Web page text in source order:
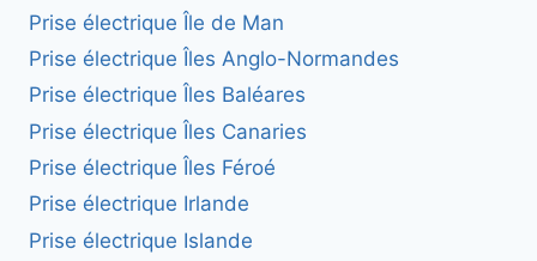
Prise électrique Île de Man
Prise électrique Îles Anglo-Normandes
Prise électrique Îles Baléares
Prise électrique Îles Canaries
Prise électrique Îles Féroé
Prise électrique Irlande
Prise électrique Islande